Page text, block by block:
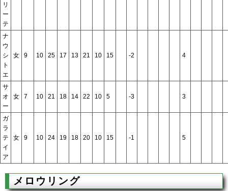
リ
ー
テ
ナ
ウ
シ
ト
エ
女 9 10 25 17 13 21 10 15 -2 4
サ
オ
ー
女 7 10 21 18 14 22 10 5 -3 3
ガ
ラ
テ
イ
ア
女 9 10 24 19 18 20 10 15 -1 5
メロウリング